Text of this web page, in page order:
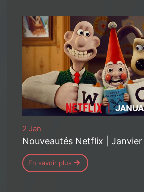
2 Jan
Nouveautés Netflix |
En savoir plus